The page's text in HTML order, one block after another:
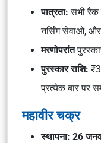
पात्रता: सभी रैंक
नर्सिंग सेवाओं,
मरणोपरांत
पुरस्कार राशि:
प्रत्येक बार पर
महावीर चक्र
स्थापना: 26